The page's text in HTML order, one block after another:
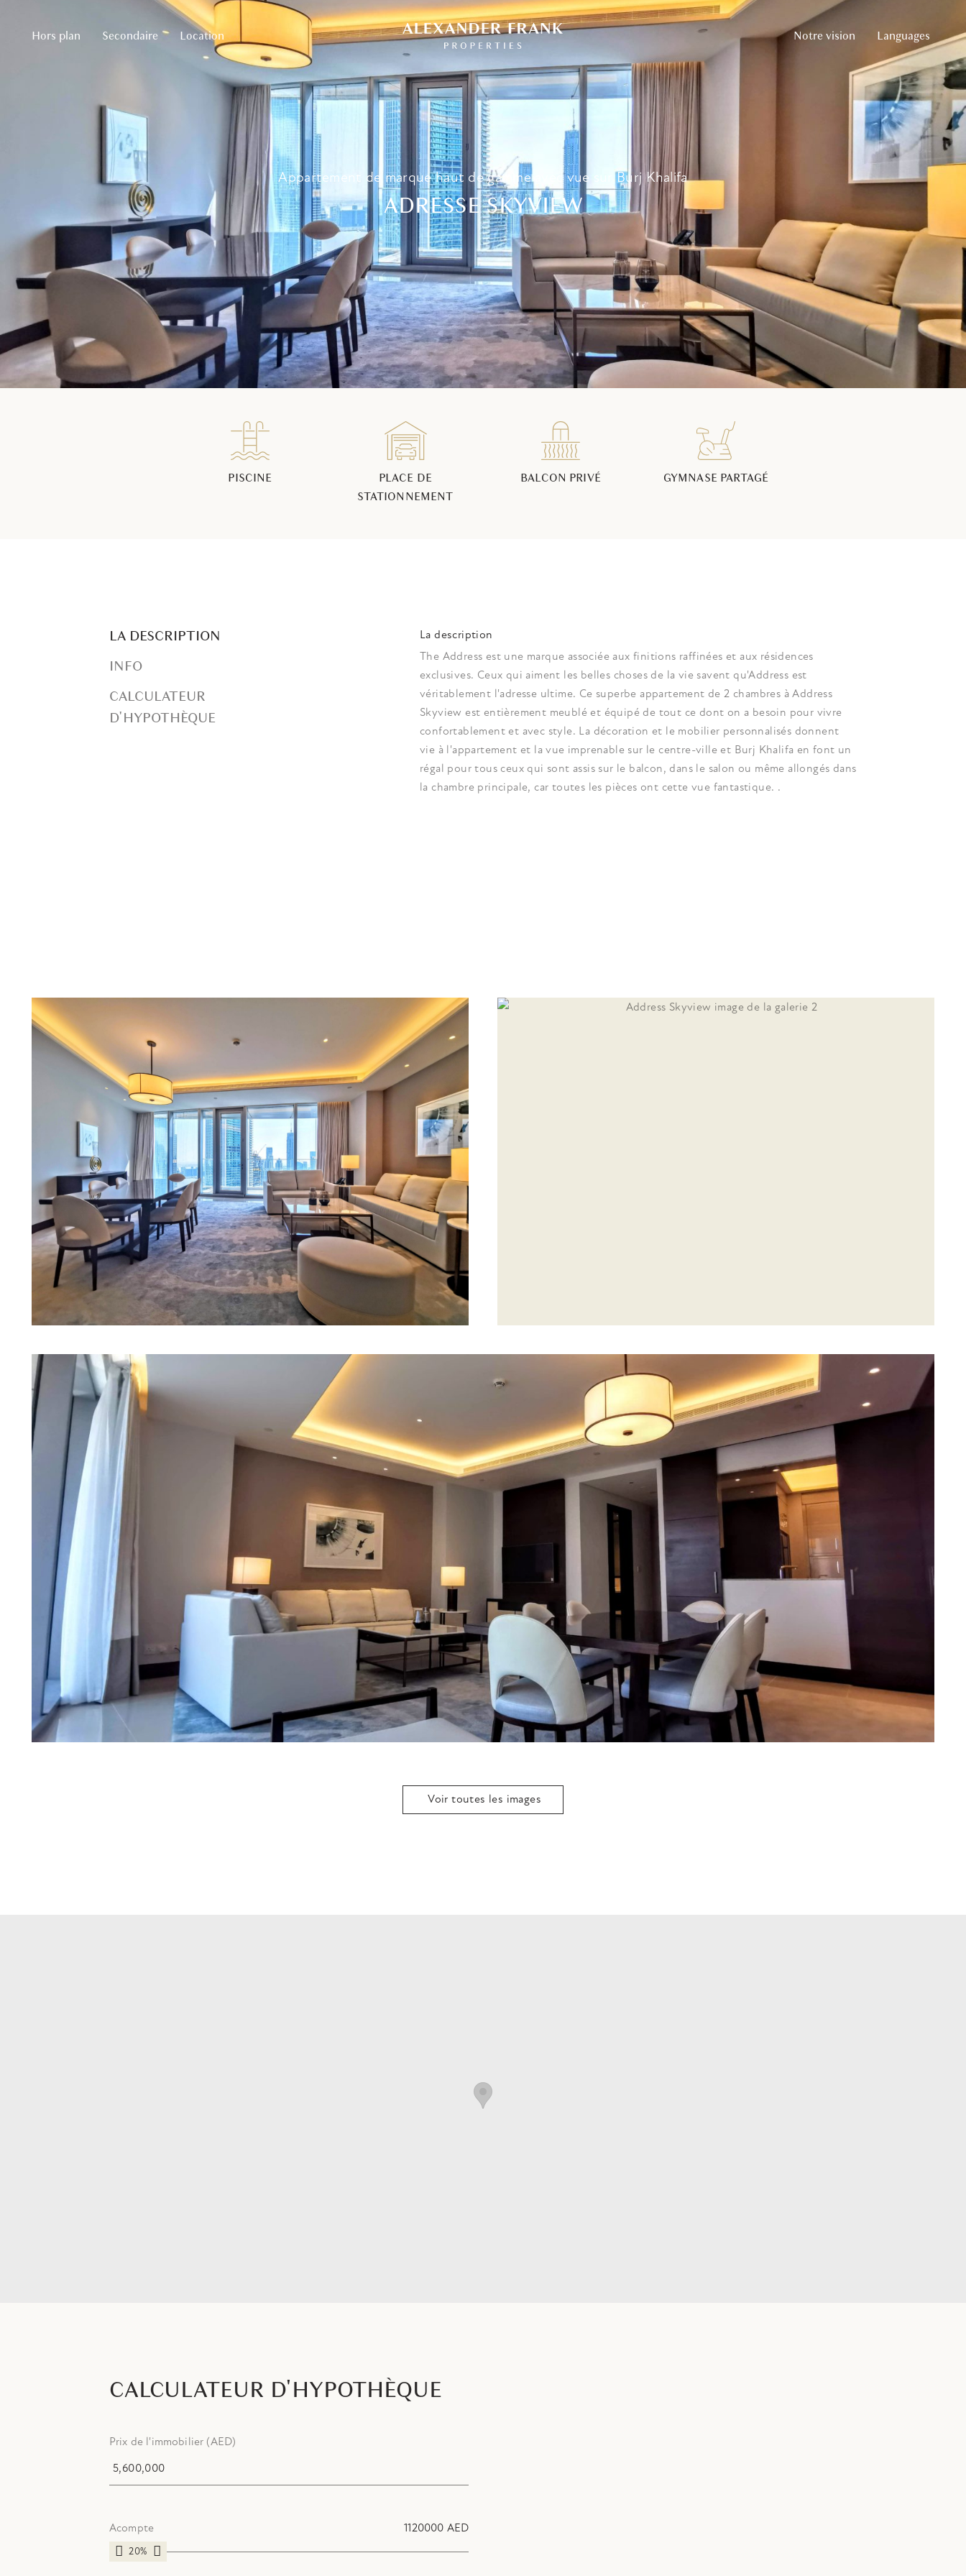
Hors plan Secondaire Location Notre vision
Languages
French
English
Arabic
Russian
German
Spanish
Chinese
Appartement de marque haut de gamme avec vue sur Burj Khalifa
ADRESSE SKYVIEW
PISCINE
PLACE DE
STATIONNEMENT
BALCON PRIVÉ GYMNASE PARTAGÉ
LA DESCRIPTION
INFO
CALCULATEUR
D'HYPOTHÈQUE
La description
The Address est une marque associée aux finitions raffinées et aux résidences
exclusives. Ceux qui aiment les belles choses de la vie savent qu'Address est
véritablement l'adresse ultime. Ce superbe appartement de 2 chambres à Address
Skyview est entièrement meublé et équipé de tout ce dont on a besoin pour vivre
confortablement et avec style. La décoration et le mobilier personnalisés donnent
vie à l'appartement et la vue imprenable sur le centre-ville et Burj Khalifa en font un
régal pour tous ceux qui sont assis sur le balcon, dans le salon ou même allongés dans
la chambre principale, car toutes les pièces ont cette vue fantastique. .
Voir toutes les images
CALCULATEUR D'HYPOTHÈQUE
Prix de l'immobilier (AED)
Acompte 1120000 AED
20%